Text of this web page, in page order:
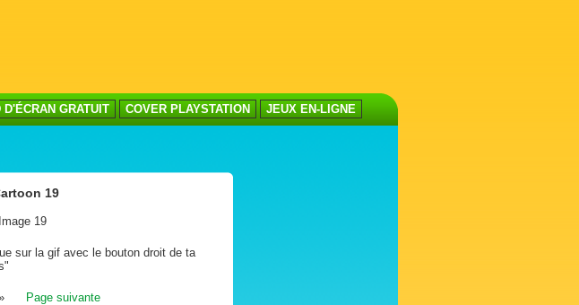
D'ÉCRAN GRATUIT COVER PLAYSTATION JEUX EN-LIGNE
19
19
sur la gif avec le bouton droit de ta
Page suivante